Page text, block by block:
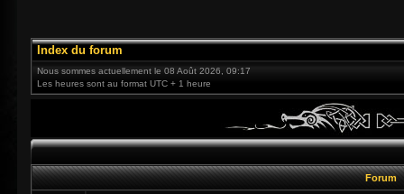
Index du forum
Nous sommes actuellement le 08 Août 2026, 09:17
Les heures sont au format UTC + 1 heure
Forum